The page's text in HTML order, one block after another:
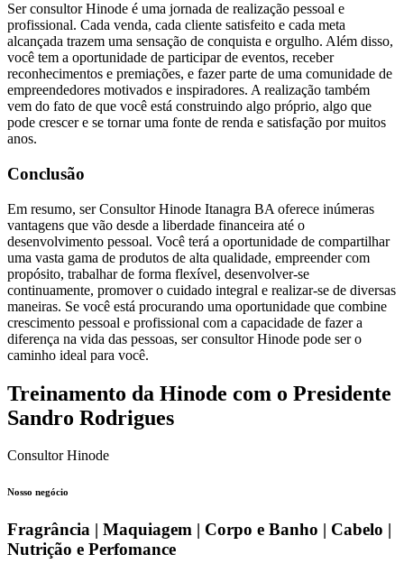
Ser consultor Hinode é uma jornada de realização pessoal e
profissional. Cada venda, cada cliente satisfeito e cada meta
alcançada trazem uma sensação de conquista e orgulho. Além disso,
você tem a oportunidade de participar de eventos, receber
reconhecimentos e premiações, e fazer parte de uma comunidade de
empreendedores motivados e inspiradores. A realização também
vem do fato de que você está construindo algo próprio, algo que
pode crescer e se tornar uma fonte de renda e satisfação por muitos
anos.
Conclusão
Em resumo, ser Consultor Hinode Itanagra BA oferece inúmeras
vantagens que vão desde a liberdade financeira até o
desenvolvimento pessoal. Você terá a oportunidade de compartilhar
uma vasta gama de produtos de alta qualidade, empreender com
propósito, trabalhar de forma flexível, desenvolver-se
continuamente, promover o cuidado integral e realizar-se de diversas
maneiras. Se você está procurando uma oportunidade que combine
crescimento pessoal e profissional com a capacidade de fazer a
diferença na vida das pessoas, ser consultor Hinode pode ser o
caminho ideal para você.
Treinamento da Hinode com o Presidente
Sandro Rodrigues
Consultor Hinode
Nosso negócio
Fragrância | Maquiagem | Corpo e Banho | Cabelo |
Nutrição e Perfomance